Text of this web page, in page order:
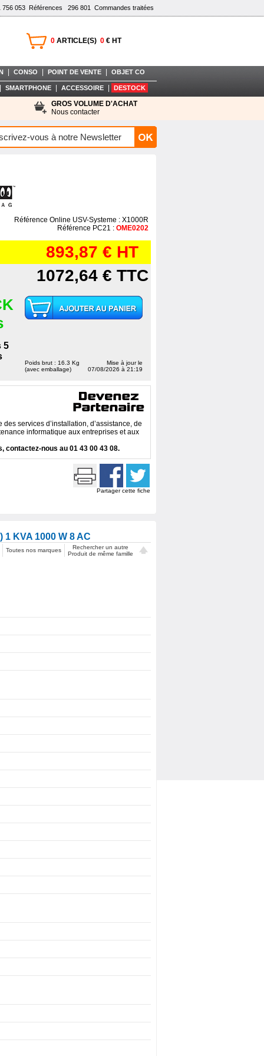
756 053 Références 296 801 Commandes traitées
0 ARTICLE(S) 0 € HT
CONSO POINT DE VENTE OBJET CO
SMARTPHONE ACCESSOIRE DESTOCK
GROS VOLUME D'ACHAT
Nous contacter
Référence Online USV-Systeme : X1000R
Référence PC21 : OME0202
893,87 € HT
1072,64 € TTC
5
Poids brut : 16.3 Kg
(avec emballage)
Mise à jour le
07/08/2026 à 21:19
services d’installation, d’assistance, de
informatique aux entreprises et aux
contactez-nous au 01 43 00 43 08.
Partager cette fiche
1 KVA 1000 W 8 AC
Toutes nos marques
Rechercher un autre
Produit de même famille